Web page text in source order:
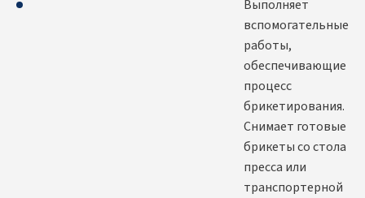
Выполняет
вспомогательные
работы,
обеспечивающие
процесс
брикетирования.
Снимает готовые
брикеты со стола
пресса или
транспортерной